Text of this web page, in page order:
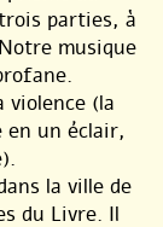
parties, à
musique
violence (la
en un éclair,
la ville de
du Livre. Il